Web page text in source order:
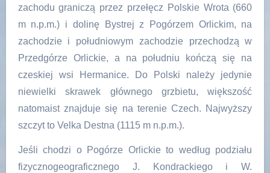
zachodu graniczą przez przełęcz Polskie Wrota (660
m n.p.m.) i dolinę Bystrej z Pogórzem Orlickim, na
zachodzie i południowym zachodzie przechodzą w
Przedgórze Orlickie, a na południu kończą się na
czeskiej wsi Hermanice. Do Polski należy jedynie
niewielki skrawek głównego grzbietu, większość
natomaist znajduje się na terenie Czech. Najwyższy
szczyt to Velka Destna (1115 m n.p.m.).
Jeśli chodzi o Pogórze Orlickie to według podziału
fizycznogeograficznego J. Kondrackiego i W.